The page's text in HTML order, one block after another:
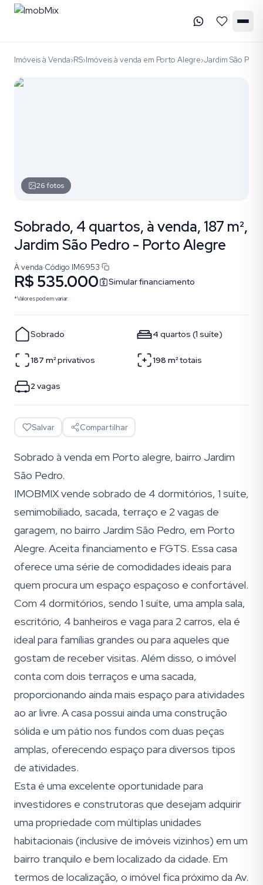
Imóveis à Venda›RS›Imóveis à venda em Porto Alegre›Jardim São
26fotos
Sobrado, 4 quartos, à venda, 187 m²,
Jardim São Pedro - Porto Alegre
À venda·Código IM6953
R$ 535.000 Simular financiamento
*Valores podem variar.
Sobrado 4 quartos (1 suíte)
187 m²privativos 198 m²totais
2 vagas
Salvar Compartilhar
Sobrado à venda em Porto alegre, bairro Jardim
São Pedro.
IMOBMIX vende sobrado de 4 dormitórios, 1 suíte,
semimobiliado, sacada, terraço e 2 vagas de
garagem, no bairro Jardim São Pedro, em Porto
Alegre. Aceita financiamento e FGTS. Essa casa
oferece uma série de comodidades ideais para
quem procura um espaço espaçoso e confortável.
Com 4 dormitórios, sendo 1 suíte, uma ampla sala,
escritório, 4 banheiros e vaga para 2 carros, ela é
ideal para famílias grandes ou para aqueles que
gostam de receber visitas. Além disso, o imóvel
conta com dois terraços e uma sacada,
proporcionando ainda mais espaço para atividades
ao ar livre. A casa possui ainda uma construção
sólida e um pátio nos fundos com duas peças
amplas, oferecendo espaço para diversos tipos
de atividades.
Esta é uma excelente oportunidade para
investidores e construtoras que desejam adquirir
uma propriedade com múltiplas unidades
habitacionais (inclusive de imóveis vizinhos) em um
bairro tranquilo e bem localizado da cidade. Em
termos de localização, o imóvel fica próximo da Av.